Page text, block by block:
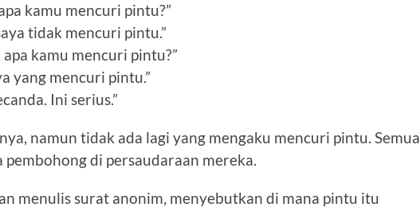
kamu mencuri pintu?”
tidak mencuri pintu.”
kamu mencuri pintu?”
yang mencuri pintu.”
Ini serius.”
namun tidak ada lagi yang mengaku mencuri pintu. Semua
pembohong di persaudaraan mereka.
menulis surat anonim, menyebutkan di mana pintu itu